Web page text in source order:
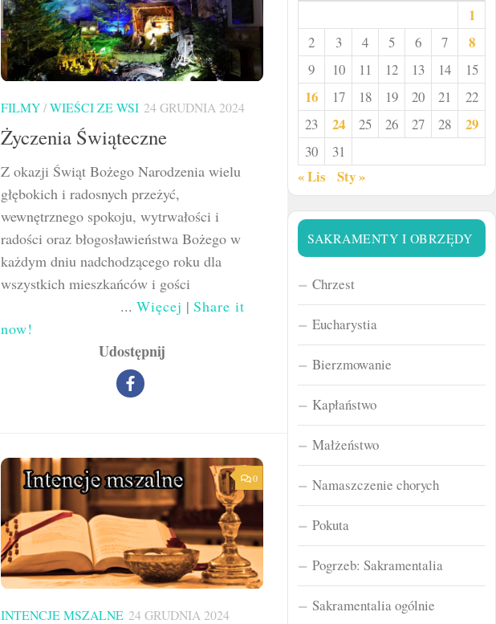
FILMY/WIEŚCI ZE WSI 24 GRUDNIA 2024
Życzenia Świąteczne
Z okazji Świąt Bożego Narodzenia wielu
głębokich i radosnych przeżyć,
wewnętrznego spokoju, wytrwałości i
radości oraz błogosławieństwa Bożego w
każdym dniu nadchodzącego roku dla
wszystkich mieszkańców i gości
... Więcej | Share it
now!
Udostępnij
0
INTENCJE MSZALNE 24 GRUDNIA 2024
1
2 3 4 5 6 7 8
9 10 11 12 13 14 15
16 17 18 19 20 21
22
23
24 25 26 27 28 29
30 31
« Lis Sty »
SAKRAMENTY I OBRZĘDY
Chrzest
Eucharystia
Bierzmowanie
Kapłaństwo
Małżeństwo
Namaszczenie chorych
Pokuta
Pogrzeb: Sakramentalia
Sakramentalia ogólnie